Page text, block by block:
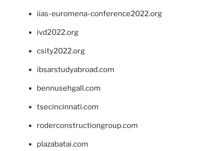
iias-euromena-conference2022.org
ivd2022.org
csity2022.org
ibsarstudyabroad.com
bennusehgall.com
tsecincinnati.com
roderconstructiongroup.com
plazabatai.com